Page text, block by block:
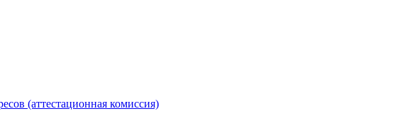
(аттестационная комиссия)